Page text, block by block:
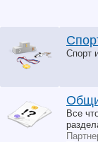
Спорт
Все